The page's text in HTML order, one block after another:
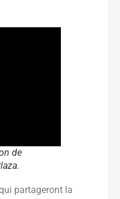
de
partageront la